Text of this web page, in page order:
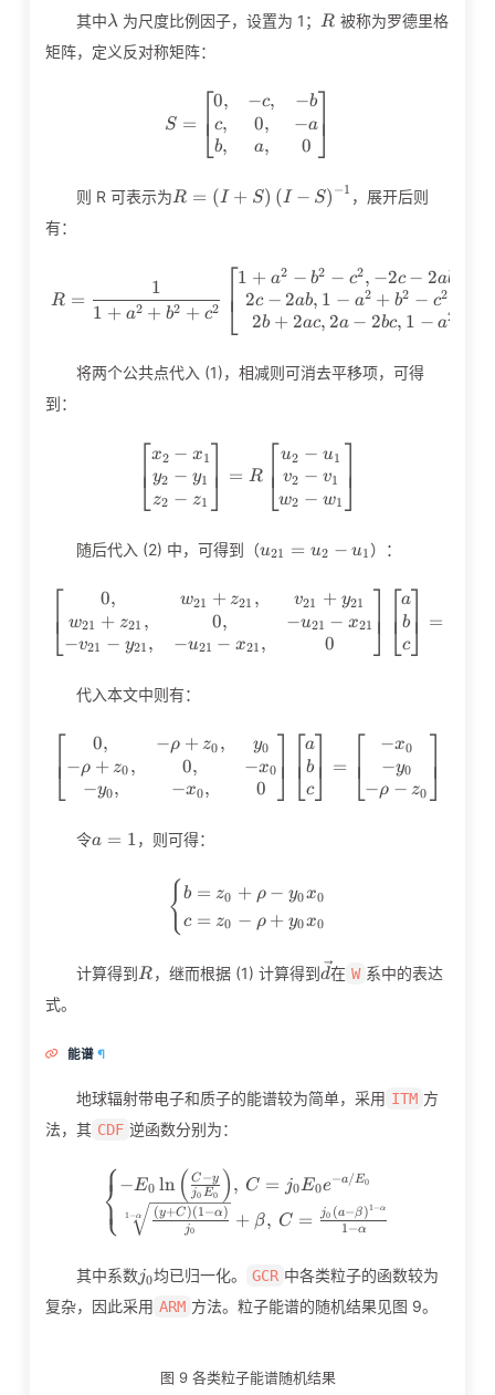
其中 \lambda
λ 为尺度比例因子，设置为 1； R
R 被称为罗德里格
矩阵，定义反对称矩阵：
S = ⎣
⎢⎡0,
c,
b,
−c,
0,
a,
−b
−a
0 ⎦⎥
⎤
则 R 可表示为 R=\left(I+S\right)\left(I-
S\right)^{-1}
R = (I + S) (I − S) −1 ，展开后则
有：
R =
1 + a2 + b2 + c2
1
⎣
⎢⎡1 + a2 − b2 − c2, −2c − 2ab
2c − 2ab, 1 − a2 + b2 − c2
2b + 2ac, 2a − 2bc, 1 − a2
将两个公共点代入 (1)，相减则可消去平移项，可得
到：
\left[\begin{matrix}x_2-
⎣
⎢⎡x2 − x1
y2 − y1
z2 − z1 ⎦⎥
⎤ = R ⎣
⎢⎡u2 − u1
v2 − v1
w2 − w1 ⎦⎥
⎤
随后代入 (2) 中，可得到（u_{21}=u_2-
u21 = u2 − u1 ）：
⎣
⎢⎡ 0,
w21 + z21 ,
−v21 − y21 ,
w21 + z21 ,
0,
−u21 − x21 ,
v21 + y21
−u21 − x21
0 ⎦⎥
⎤
⎣
⎢⎡a
b
c⎦⎥
⎤ =
代入本文中则有：
\left[\begin{matrix}0,&-
⎣
⎢⎡ 0,
−ρ + z0 ,
−y0,
−ρ + z0 ,
0,
−x0,
y0
−x0
0 ⎦⎥
⎤
⎣
⎢⎡a
b
c⎦⎥
⎤ = ⎣
⎢⎡ −x0
−y0
−ρ − z0 ⎦⎥
⎤
令a=1
a = 1，则可得：
\begin{cases} b=z_0+\rho-
{ b = z0 + ρ − y0x0
c = z0 − ρ + y0x0
计算得到 R
R，继而根据 (1) 计算得到\vec{d}
d在 W 系中的表达
式。
能谱¶
地球辐射带电子和质子的能谱较为简单，采用 ITM 方
法，其 CDF 逆函数分别为：
\begin{cases} -
⎩
⎪
⎨
⎪
⎧ −E0 ln ( j0 E0
C−y ) , C = j0E0e−a/E0
1 −α
j0
(y+C)(1−α) + β, C = 1 −α
j0 (a−β) 1−α
其中系数j_0
j0均已归一化。 GCR 中各类粒子的函数较为
复杂，因此采用 ARM 方法。粒子能谱的随机结果见图 9。
图 9 各类粒子能谱随机结果